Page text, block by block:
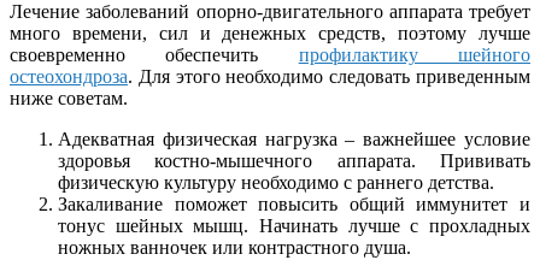
Лечение заболеваний опорно-двигательного аппарата требует
много времени, сил и денежных средств, поэтому лучше
своевременно обеспечить профилактику шейного
остеохондроза. Для этого необходимо следовать приведенным
ниже советам.
Адекватная физическая нагрузка – важнейшее условие
здоровья костно-мышечного аппарата. Прививать
физическую культуру необходимо с раннего детства.
Закаливание поможет повысить общий иммунитет и
тонус шейных мышц. Начинать лучше с прохладных
ножных ванночек или контрастного душа.